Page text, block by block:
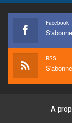
Facebook
RSS
A